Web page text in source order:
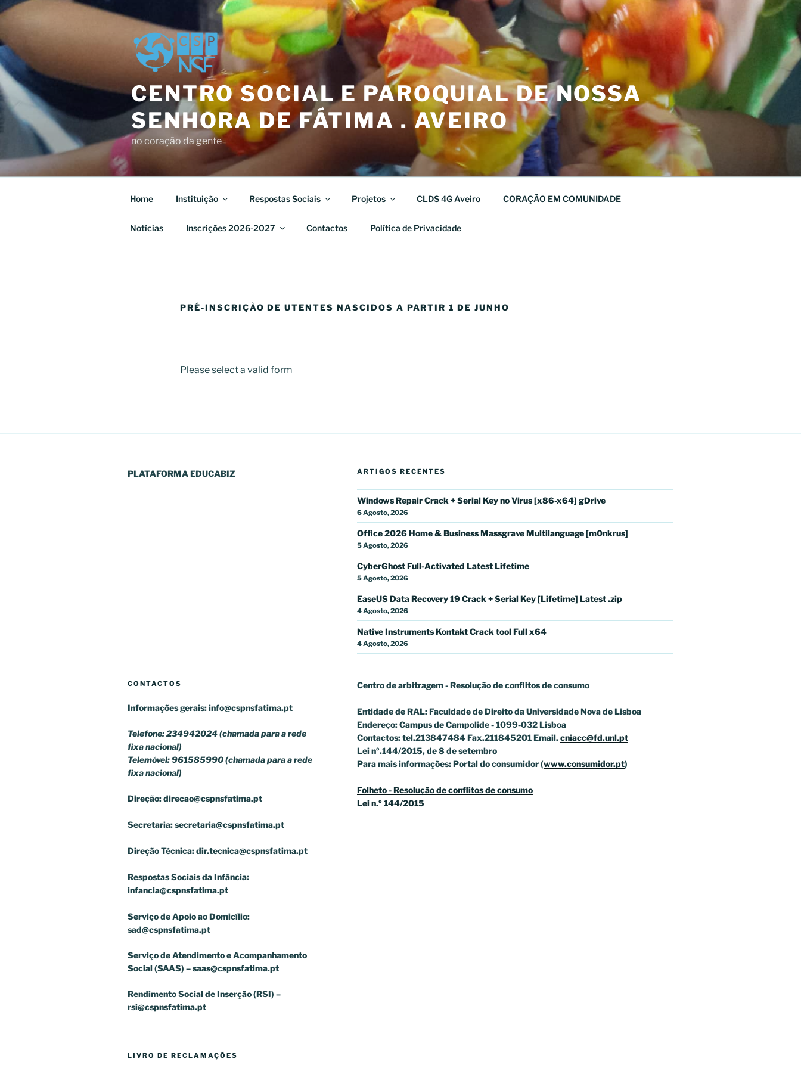
Saltar
o
conteúdo
CENTRO SOCIAL E PAROQUIAL DE NOSSA
SENHORA DE FÁTIMA . AVEIRO
no coração da gente
Home Instituição Respostas Sociais Projetos CLDS 4G Aveiro CORAÇÃO EM COMUNIDADE
Notícias Inscrições 2026-2027 Contactos Política de Privacidade
PRÉ-INSCRIÇÃO DE UTENTES NASCIDOS A PARTIR 1 DE JUNHO
Please select a valid form
PLATAFORMA EDUCABIZ
CONTACTOS
Informações gerais:info@cspnsfatima.pt
Telefone: 234942024 (chamada para a rede
fixa nacional)
Telemóvel: 961585990 (chamada para a rede
fixa nacional)
Direção:direcao@cspnsfatima.pt
Secretaria:secretaria@cspnsfatima.pt
Direção Técnica:dir.tecnica@cspnsfatima.pt
Respostas Sociais da Infância:
infancia@cspnsfatima.pt
Serviço de Apoio ao Domicílio:
sad@cspnsfatima.pt
Serviço de Atendimento e Acompanhamento
Social (SAAS) –saas@cspnsfatima.pt
Rendimento Social de Inserção (RSI) –
rsi@cspnsfatima.pt
LIVRO DE RECLAMAÇÕES
ARTIGOS RECENTES
Windows Repair Crack + Serial Key no Virus [x86-x64] gDrive
6 Agosto, 2026
Office 2026 Home & Business Massgrave Multilanguage [m0nkrus]
5 Agosto, 2026
CyberGhost Full-Activated Latest Lifetime
5 Agosto, 2026
EaseUS Data Recovery 19 Crack + Serial Key [Lifetime] Latest .zip
4 Agosto, 2026
Native Instruments Kontakt Crack tool Full x64
4 Agosto, 2026
Centro de arbitragem - Resolução de conflitosde consumo
Entidade de RAL: Faculdade de Direito da Universidade Nova de Lisboa
Endereço: Campus de Campolide - 1099-032 Lisboa
Contactos: tel.213847484 Fax.211845201 Email.cniacc@fd.unl.pt
Lei nº.144/2015, de 8 de setembro
Para mais informações: Portal do consumidor (www.consumidor.pt)
Folheto - Resolução de conflitos de consumo
Lei n.º 144/2015